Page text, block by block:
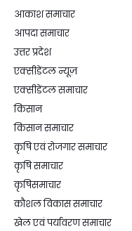
आकाश समाचार
आपदा समाचार
उत्तर प्रदेश
एक्सीडेंटल न्यूज़
एक्सीडेंटल समाचार
किसान
किसान समाचार
कृषि एवं रोजगार समाचार
कृषि समाचार
कृषिसमाचार
कौशल विकास समाचार
खेल एवं पर्यावरण समाचार